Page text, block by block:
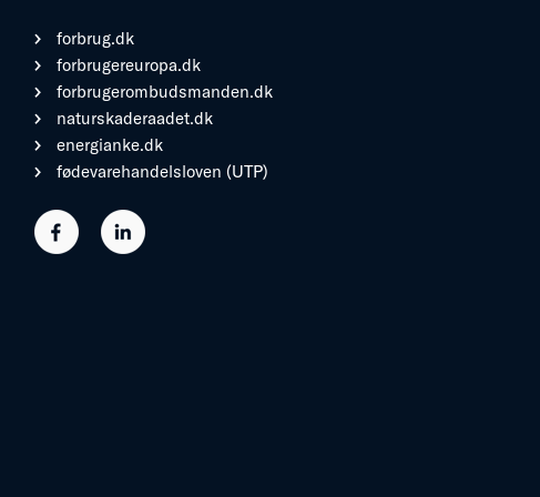
forbrug.dk
forbrugereuropa.dk
forbrugerombudsmanden.dk
naturskaderaadet.dk
energianke.dk
fødevarehandelsloven (UTP)